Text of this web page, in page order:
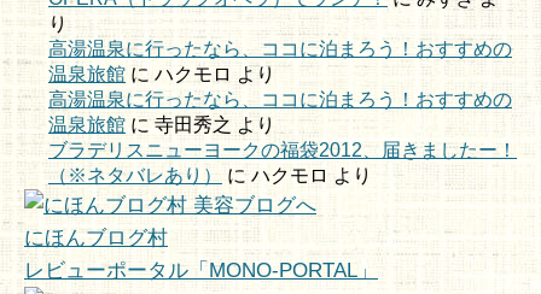
り
高湯温泉に行ったなら、ココに泊まろう！おすすめの
温泉旅館 に ハクモロ より
高湯温泉に行ったなら、ココに泊まろう！おすすめの
温泉旅館 に 寺田秀之 より
ブラデリスニューヨークの福袋2012、届きましたー！
（※ネタバレあり）
に ハクモロより
にほんブログ村
レビューポータル「MONO-PORTAL」